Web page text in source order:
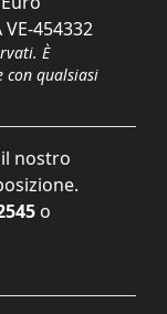
VE-454332
È
con qualsiasi
nostro
o